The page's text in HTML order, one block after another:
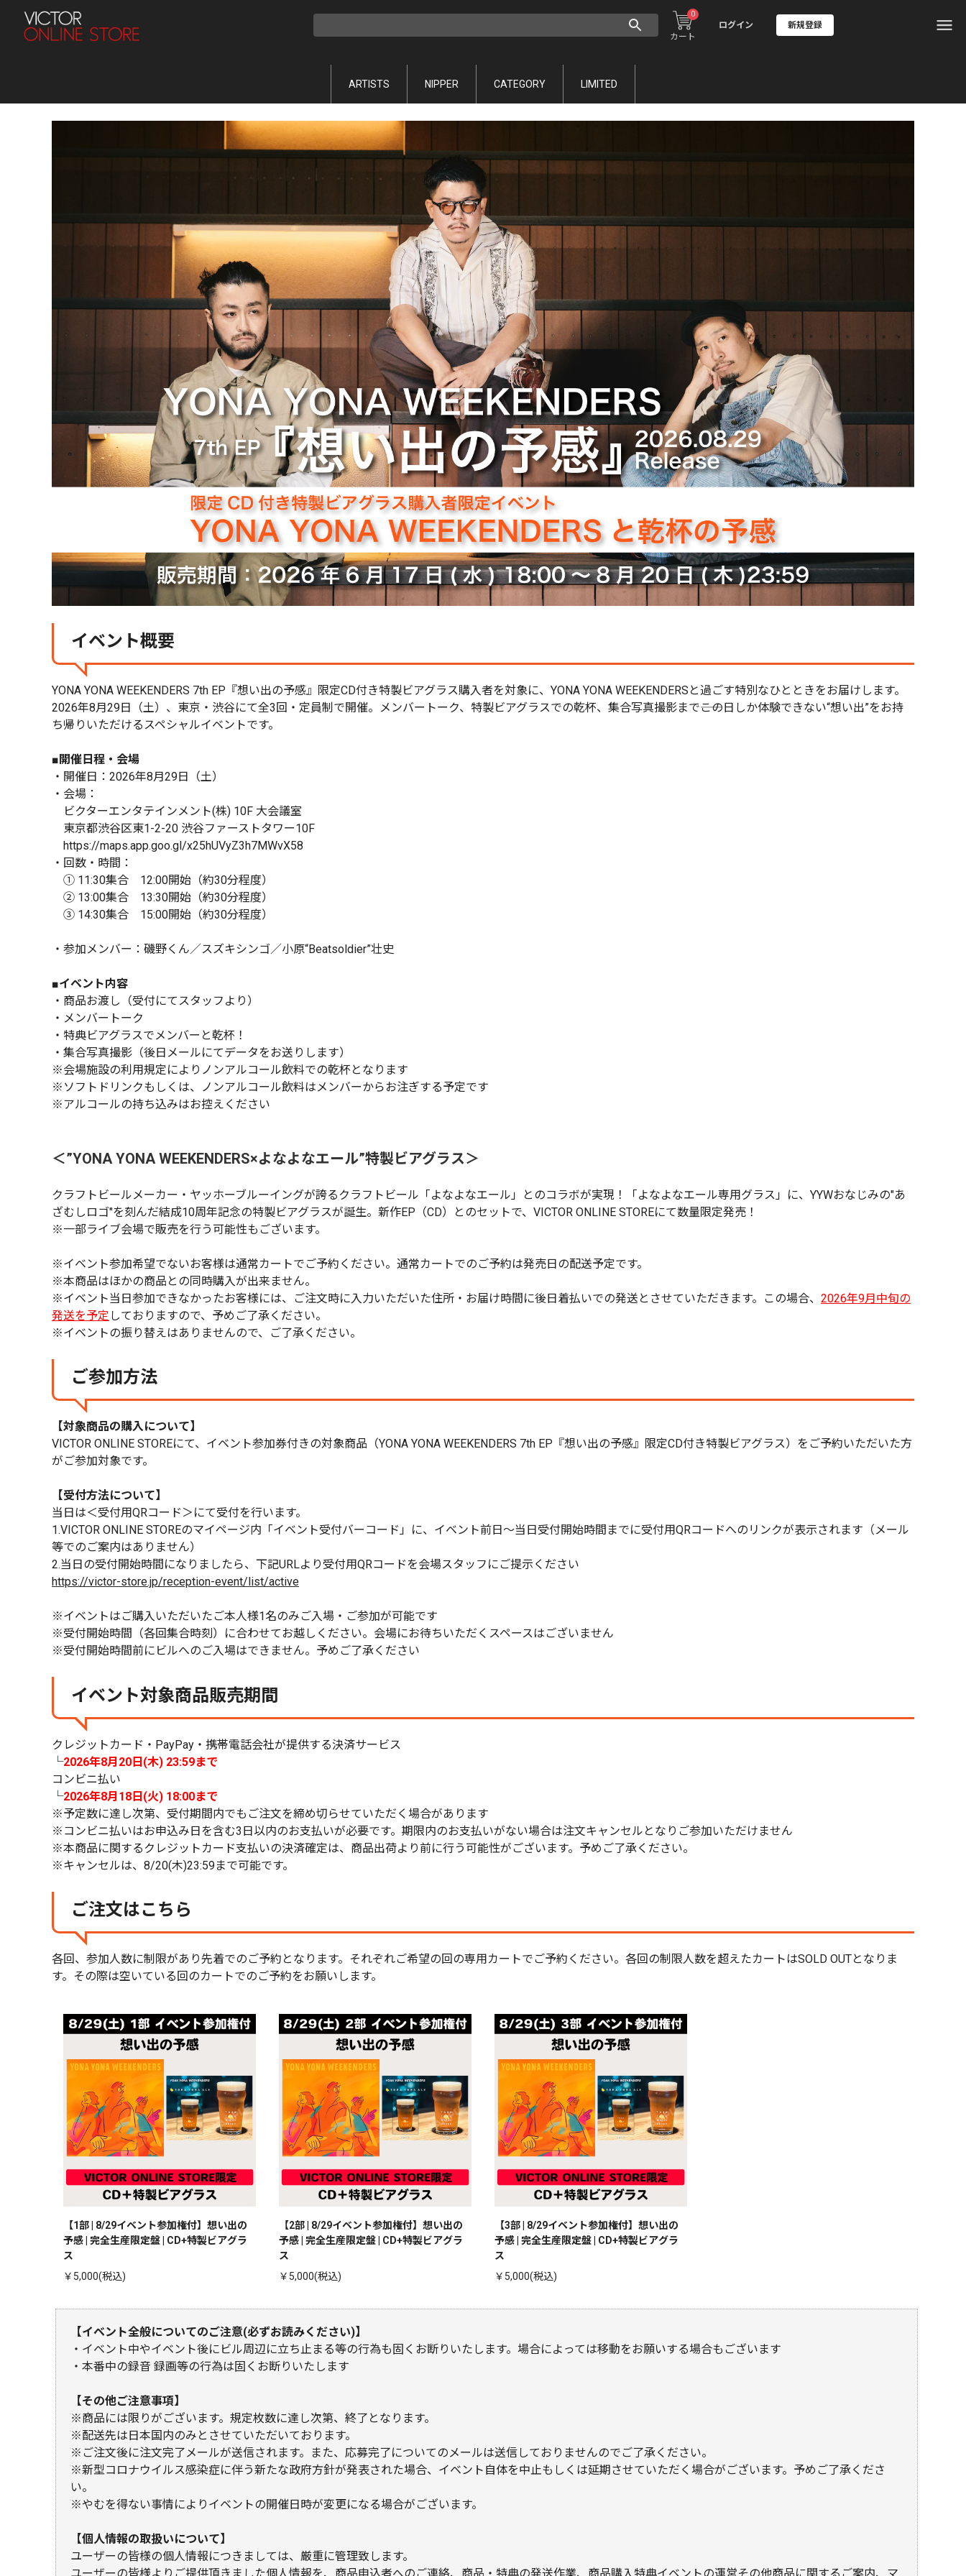
カート
0
ログイン 新規登録
ARTISTS NIPPER CATEGORY LIMITED
イベント概要
YONA YONA WEEKENDERS 7th EP『想い出の予感』限定CD付き特製ビアグラス購入者を対象に、YONA YONA WEEKENDERSと過ごす特別なひとときをお届けします。
2026年8月29日（土）、東京・渋谷にて全3回・定員制で開催。メンバートーク、特製ビアグラスでの乾杯、集合写真撮影まで――この日しか体験できない“想い出”をお持
ち帰りいただけるスペシャルイベントです。
■開催日程・会場
・開催日：2026年8月29日（土）
・会場：
ビクターエンタテインメント(株) 10F 大会議室
東京都渋谷区東1-2-20 渋谷ファーストタワー10F
https://maps.app.goo.gl/x25hUVyZ3h7MWvX58
・回数・時間：
① 11:30集合 12:00開始（約30分程度）
② 13:00集合 13:30開始（約30分程度）
③ 14:30集合 15:00開始（約30分程度）
・参加メンバー：磯野くん／スズキシンゴ／小原“Beatsoldier”壮史
■イベント内容
・商品お渡し（受付にてスタッフより）
・メンバートーク
・特典ビアグラスでメンバーと乾杯！
・集合写真撮影（後日メールにてデータをお送りします）
※会場施設の利用規定によりノンアルコール飲料での乾杯となります
※ソフトドリンクもしくは、ノンアルコール飲料はメンバーからお注ぎする予定です
※アルコールの持ち込みはお控えください
＜”YONA YONA WEEKENDERS×よなよなエール”特製ビアグラス＞
クラフトビールメーカー・ヤッホーブルーイングが誇るクラフトビール「よなよなエール」とのコラボが実現！「よなよなエール専用グラス」に、YYWおなじみの"あ
ざむしロゴ"を刻んだ結成10周年記念の特製ビアグラスが誕生。新作EP（CD）とのセットで、VICTOR ONLINE STOREにて数量限定発売！
※一部ライブ会場で販売を行う可能性もございます。
※イベント参加希望でないお客様は通常カートでご予約ください。通常カートでのご予約は発売日の配送予定です。
※本商品はほかの商品との同時購入が出来ません。
※イベント当日参加できなかったお客様には、ご注文時に入力いただいた住所・お届け時間に後日着払いでの発送とさせていただきます。この場合、 2026年9月中旬の
発送を予定 しておりますので、予めご了承ください。
※イベントの振り替えはありませんので、ご了承ください。
ご参加方法
【対象商品の購入について】
VICTOR ONLINE STOREにて、イベント参加券付きの対象商品（YONA YONA WEEKENDERS 7th EP『想い出の予感』限定CD付き特製ビアグラス）をご予約いただいた方
がご参加対象です。
【受付方法について】
当日は＜受付用QRコード＞にて受付を行います。
1.VICTOR ONLINE STOREのマイページ内「イベント受付バーコード」に、イベント前日～当日受付開始時間までに受付用QRコードへのリンクが表示されます（メール
等でのご案内はありません）
2.当日の受付開始時間になりましたら、下記URLより受付用QRコードを会場スタッフにご提示ください
https://victor-store.jp/reception-event/list/active
※イベントはご購入いただいたご本人様1名のみご入場・ご参加が可能です
※受付開始時間（各回集合時刻）に合わせてお越しください。会場にお待ちいただくスペースはございません
※受付開始時間前にビルへのご入場はできません。予めご了承ください
イベント対象商品販売期間
クレジットカード・PayPay・携帯電話会社が提供する決済サービス
└2026年8月20日(木) 23:59まで
コンビニ払い
└2026年8月18日(火) 18:00まで
※予定数に達し次第、受付期間内でもご注文を締め切らせていただく場合があります
※コンビニ払いはお申込み日を含む3日以内のお支払いが必要です。期限内のお支払いがない場合は注文キャンセルとなりご参加いただけません
※本商品に関するクレジットカード支払いの決済確定は、商品出荷より前に行う可能性がございます。予めご了承ください。
※キャンセルは、8/20(木)23:59まで可能です。
ご注文はこちら
各回、参加人数に制限があり先着でのご予約となります。それぞれご希望の回の専用カートでご予約ください。各回の制限人数を超えたカートはSOLD OUTとなりま
す。その際は空いている回のカートでのご予約をお願いします。
【1部 | 8/29イベント参加権付】想い出の
予感 | 完全生産限定盤 | CD+特製ビアグラ
ス
￥5,000(税込)
【2部 | 8/29イベント参加権付】想い出の
予感 | 完全生産限定盤 | CD+特製ビアグラ
ス
￥5,000(税込)
【3部 | 8/29イベント参加権付】想い出の
予感 | 完全生産限定盤 | CD+特製ビアグラ
ス
￥5,000(税込)
【イベント全般についてのご注意(必ずお読みください)】
・イベント中やイベント後にビル周辺に立ち止まる等の行為も固くお断りいたします。場合によっては移動をお願いする場合もございます
・本番中の録音 録画等の行為は固くお断りいたします
【その他ご注意事項】
※商品には限りがございます。規定枚数に達し次第、終了となります。
※配送先は日本国内のみとさせていただいております。
※ご注文後に注文完了メールが送信されます。また、応募完了についてのメールは送信しておりませんのでご了承ください。
※新型コロナウイルス感染症に伴う新たな政府方針が発表された場合、イベント自体を中止もしくは延期させていただく場合がございます。予めご了承くださ
い。
※やむを得ない事情によりイベントの開催日時が変更になる場合がございます。
【個人情報の取扱いについて】
ユーザーの皆様の個人情報につきましては、厳重に管理致します。